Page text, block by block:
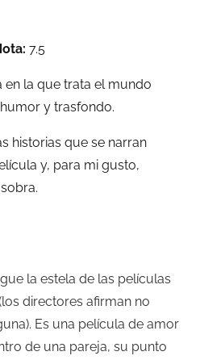
7.5
en la que trata el mundo
y trasfondo.
historias que se narran
y, para mi gusto,
sobra.
la estela de las películas
directores afirman no
Es una película de amor
de una pareja, su punto